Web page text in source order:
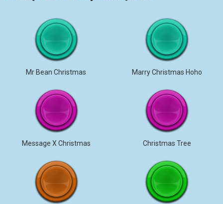
Mr Bean Christmas Marry Christmas Hoho
Message X Christmas Christmas Tree